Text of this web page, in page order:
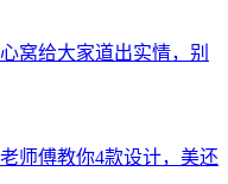
窝给大家道出实情，别